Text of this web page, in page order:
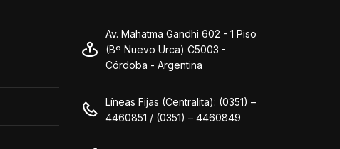
Av. Mahatma Gandhi 602 - 1 Piso
(Bº Nuevo Urca) C5003 -
Córdoba - Argentina
Líneas Fijas (Centralita): (0351) –
4460851 / (0351) – 4460849